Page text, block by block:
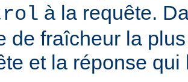
à la requête.
de fraîcheur la
et la réponse qui